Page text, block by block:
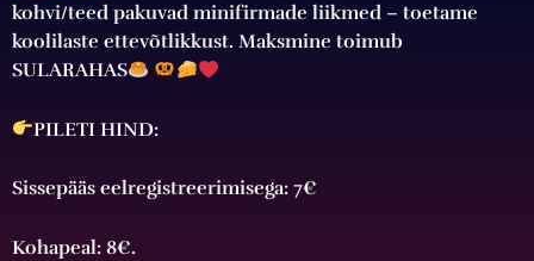
kohvi/teed pakuvad minifirmade liikmed – toetame
koolilaste ettevõtlikkust. Maksmine toimub
SULARAHAS
PILETI HIND:
Sissepääs eelregistreerimisega: 7€
Kohapeal: 8€.